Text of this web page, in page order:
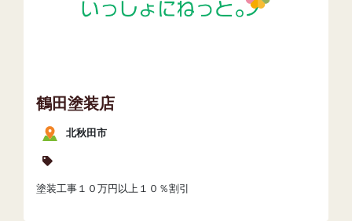
鶴田塗装店
北秋田市
塗装工事１０万円以上１０％割引